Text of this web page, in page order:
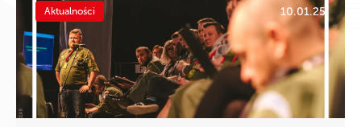
Aktualności 10.01.25